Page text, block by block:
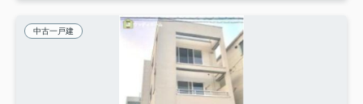
中古一戸建